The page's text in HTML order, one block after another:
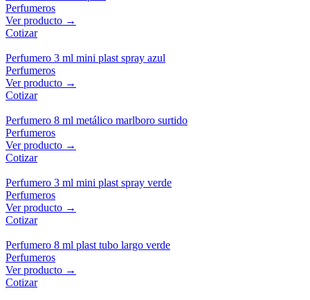
Perfumeros
Ver producto →
Cotizar
Perfumero 3 ml mini plast spray azul
Perfumeros
Ver producto →
Cotizar
Perfumero 8 ml metálico marlboro surtido
Perfumeros
Ver producto →
Cotizar
Perfumero 3 ml mini plast spray verde
Perfumeros
Ver producto →
Cotizar
Perfumero 8 ml plast tubo largo verde
Perfumeros
Ver producto →
Cotizar